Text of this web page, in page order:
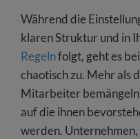
Während die
klaren Struktur und in
Regelnfolgt, geht es
chaotisch zu. Mehr als
Mitarbeiter
auf die ihnen
werden. Unternehmen,